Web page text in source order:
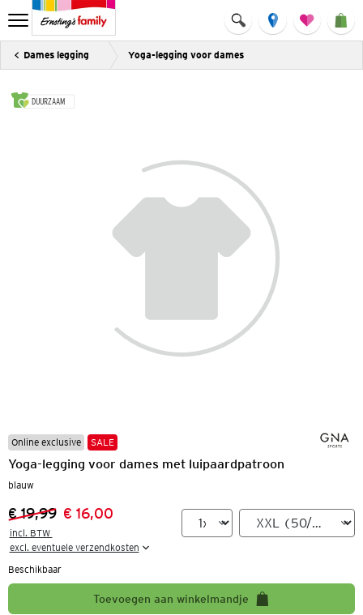
Dames legging Yoga-legging voor dames
DUURZAAM
Online exclusive SALE
Yoga-legging voor dames met luipaardpatroon
blauw
Vorige prijs:
€ 19,99
Nieuwe prijs:
€ 16,00
incl. BTW
excl. eventuele verzendkosten
Beschikbaar
Toevoegen aan winkelmandje